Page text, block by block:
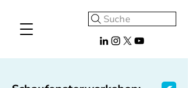
Suche